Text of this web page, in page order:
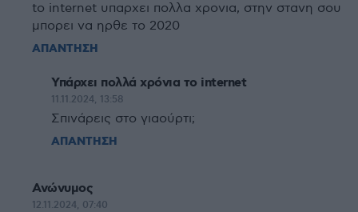
to internet υπαρχει πολλα χρονια, στην στανη σου
μπορει να ηρθε το 2020
ΑΠΑΝΤΗΣΗ
Υπάρχει πολλά χρόνια το internet
11.11.2024, 13:58
Σπινάρεις στο γιαούρτι;
ΑΠΑΝΤΗΣΗ
Ανώνυμος
12.11.2024, 07:40